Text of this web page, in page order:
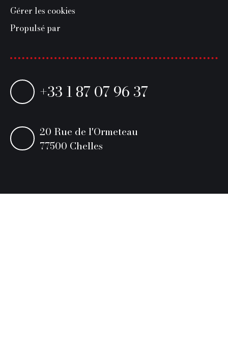
Gérer les cookies
Propulsé par
+33 1 87 07 96 37
20 Rue de l'Ormeteau
77500 Chelles